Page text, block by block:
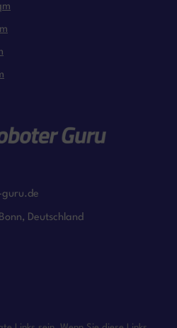
guru.de
Deutschland